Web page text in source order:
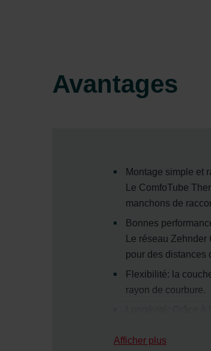
Avantages
Montage simple et
Le ComfoTube
manchons de
Bonnes
Le réseau Zehnder
pour des distances
Flexibilité: la
rayon de courbure.
Afficher plus